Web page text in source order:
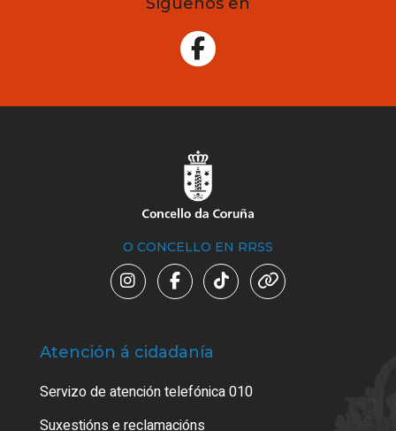
Síguenos en
O CONCELLO EN RRSS
Atención á cidadanía
Servizo de atención telefónica 010
Suxestións e reclamacións